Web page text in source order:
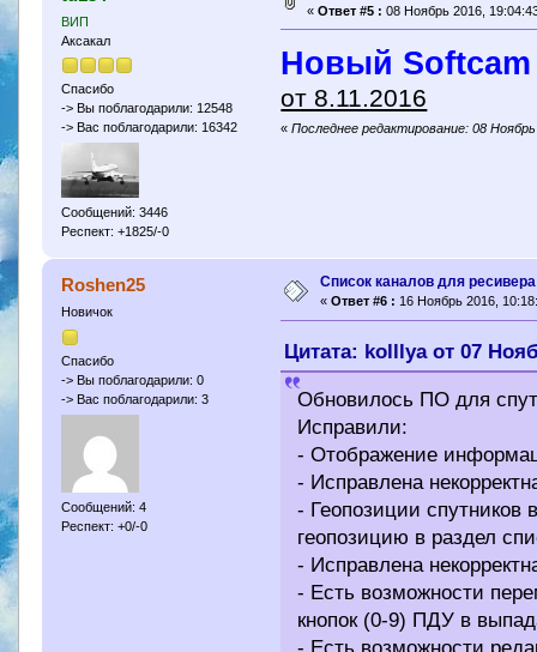
ВИП
Аксакал
Спасибо
-> Вы поблагодарили: 12548
-> Вас поблагодарили: 16342
Сообщений: 3446
Респект: +1825/-0
« Ответ #5 : 08 Ноябрь 2016,
Новый Softcam
от 8.11.2016
«Последнее редактирование: 08
Roshen25
Новичок
Спасибо
-> Вы поблагодарили: 0
-> Вас поблагодарили: 3
Сообщений: 4
Респект: +0/-0
Cписок каналов для
« Ответ #6 : 16 Ноябрь 2016,
Цитата: kolllya от 07
Обновилось ПО для
Исправили:
- Отображение
- Исправлена
- Геопозиции
геопозицию в раздел
- Исправлена
- Есть возможности
кнопок (0-9) ПДУ в